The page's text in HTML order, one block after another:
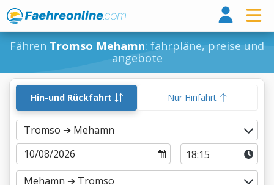
Fähren Tromso Mehamn: fahrpläne, preise und
angebote
Hin-und Rückfahrt Nur Hinfahrt